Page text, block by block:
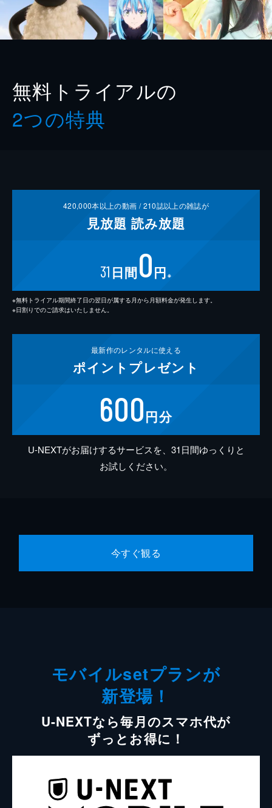
無料トライアルの
2つの特典
420,000本以上の動画 /210誌以上の雑誌が
見放題 読み放題
31 日間0円 ※
※無料トライアル期間終了日の翌日が属する月から月額料金が発生します。
※日割りでのご請求はいたしません。
最新作のレンタルに使える
ポイント プレゼント
600円分
U-NEXTがお届けするサービスを、31日間ゆっくりと
お試しください。
今すぐ観る
モバイルsetプランが
新登場！
U-NEXTなら毎月のスマホ代が
ずっとお得に！